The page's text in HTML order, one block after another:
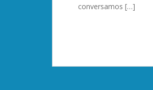
conversamos […]